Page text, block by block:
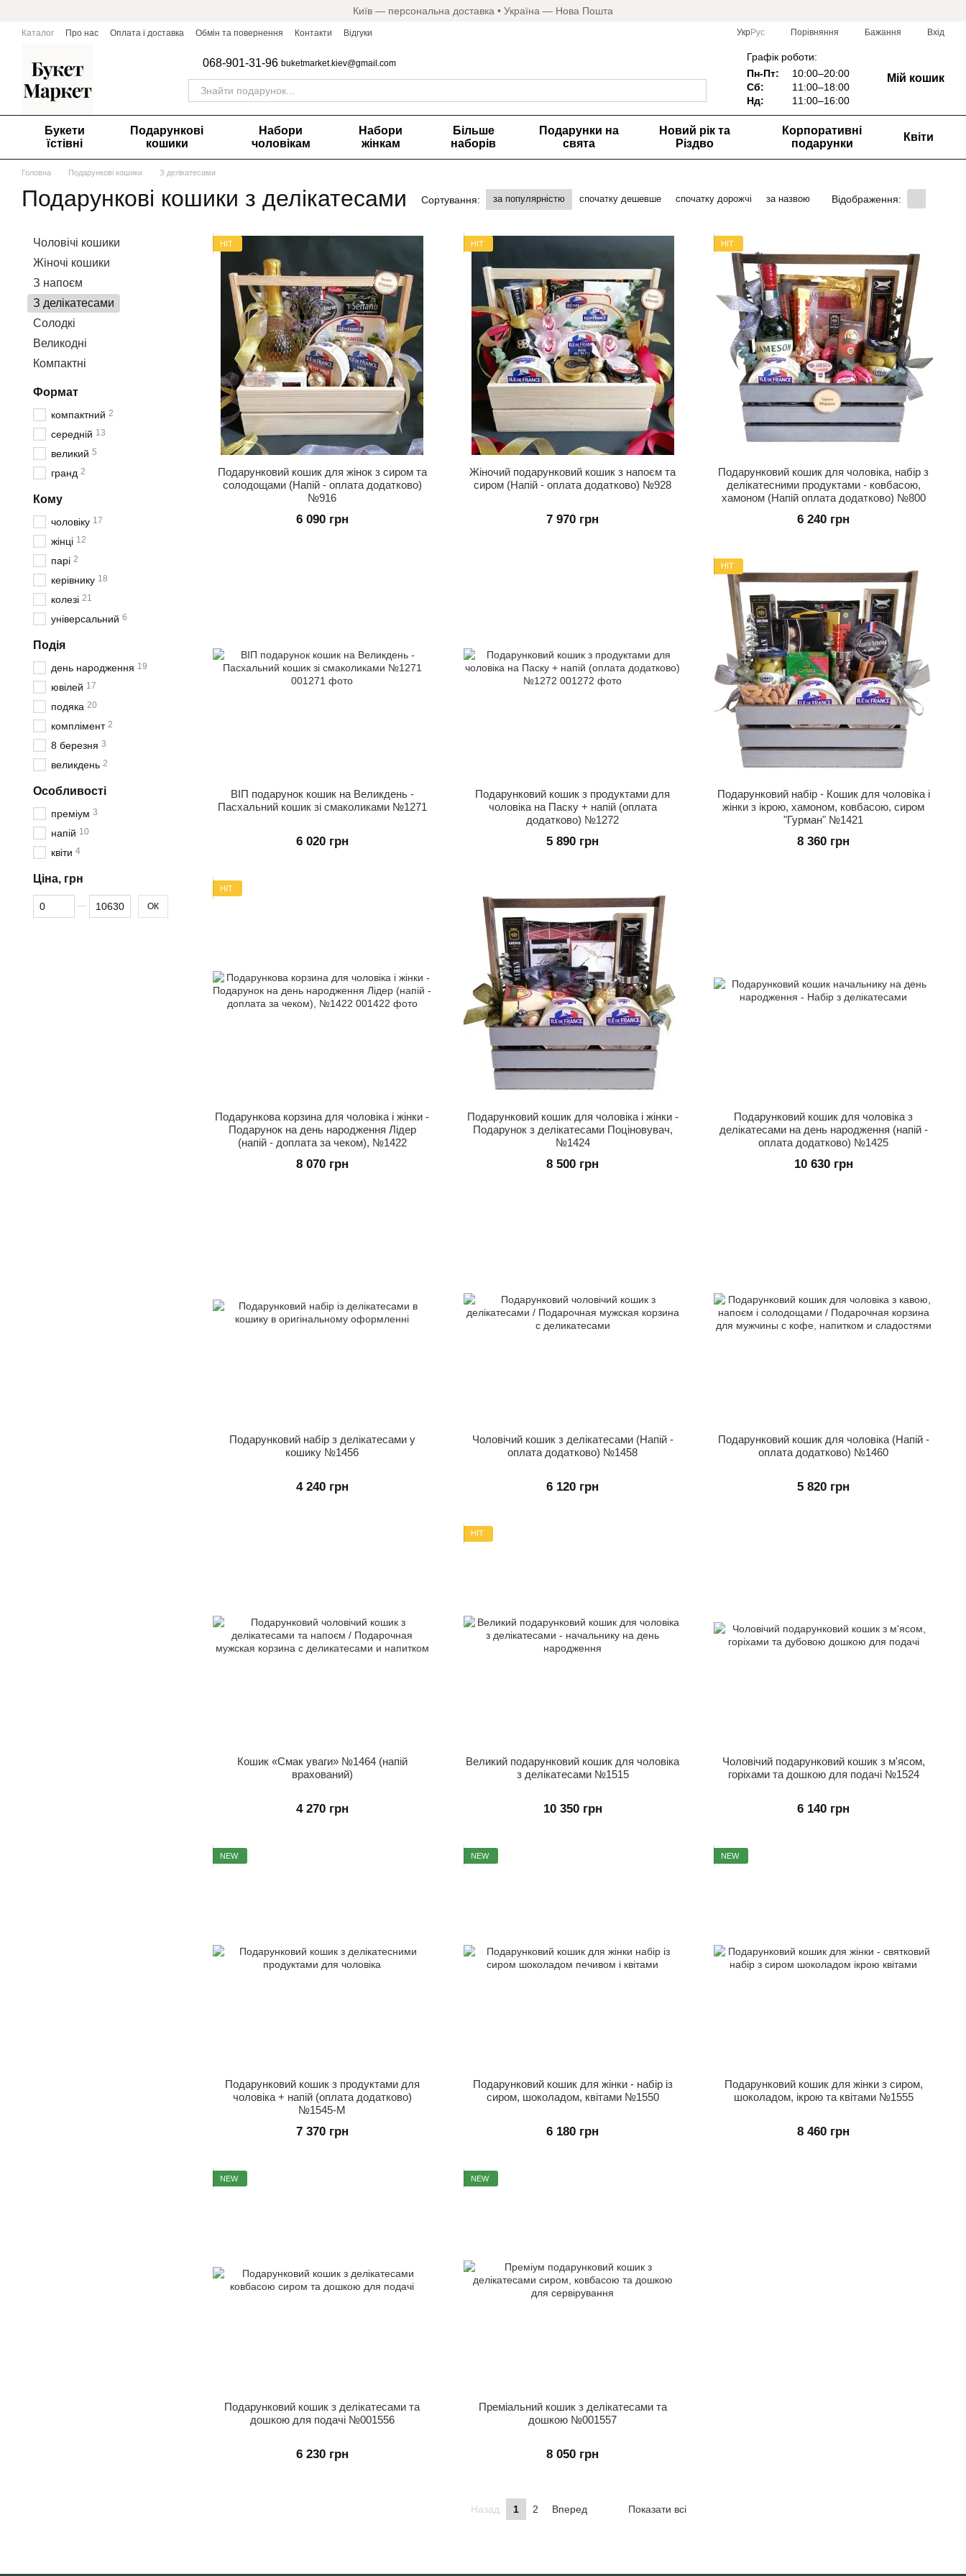
Київ — персональна доставка • Україна — Нова Пошта
Каталог Про нас Оплата і доставка Обмін та повернення Контакти Відгуки УкрРус Порівняння Бажання Вхід
068-901-31-96 buketmarket.kiev@gmail.com
Графік роботи:
Пн-Пт:
10:00–20:00
Сб:
11:00–18:00
Нд:
1 1:00–16:00
Мій кошик
Букети
їстівні
Подарункові
кошики
Набори
чоловікам
Набори
жінкам
Більше
наборів
Подарунки на
свята
Новий рік та
Різдво
Корпоративні
подарунки
Квіти
Головна Подарункові кошики З делікатесами
Подарункові кошики з делікатесами Сортування: за популярністю спочатку дешевше спочатку дорожчі за назвою Відображення:
HIT
Подарунковий кошик для жінок з сиром та
солодощами (Напій - оплата додатково)
№916
6 090 грн
HIT
Жіночий подарунковий кошик з напоєм та
сиром (Напій - оплата додатково) №928
7 970 грн
HIT
Подарунковий кошик для чоловіка, набір з
делікатесними продуктами - ковбасою,
хамоном (Напій оплата додатково) №800
6 240 грн
ВІП подарунок кошик на Великдень -
Пасхальний кошик зі смаколиками №1271
6 020 грн
Подарунковий кошик з продуктами для
чоловіка на Паску + напій (оплата
додатково) №1272
5 890 грн
HIT
Подарунковий набір - Кошик для чоловіка і
жінки з ікрою, хамоном, ковбасою, сиром
"Гурман" №1421
8 360 грн
HIT
Подарункова корзина для чоловіка і жінки -
Подарунок на день народження Лідер
(напій - доплата за чеком), №1422
8 070 грн
Подарунковий кошик для чоловіка і жінки -
Подарунок з делікатесами Поціновувач,
№1424
8 500 грн
Подарунковий кошик для чоловіка з
делікатесами на день народження (напій -
оплата додатково) №1425
10 630 грн
Подарунковий набір з делікатесами у
кошику №1456
4 240 грн
Чоловічий кошик з делікатесами (Напій -
оплата додатково) №1458
6 120 грн
Подарунковий кошик для чоловіка (Напій -
оплата додатково) №1460
5 820 грн
Кошик «Смак уваги» №1464 (напій
врахований)
4 270 грн
HIT
Великий подарунковий кошик для чоловіка
з делікатесами №1515
10 350 грн
Чоловічий подарунковий кошик з м'ясом,
горіхами та дошкою для подачі №1524
6 140 грн
NEW
Подарунковий кошик з продуктами для
чоловіка + напій (оплата додатково)
№1545-M
7 370 грн
NEW
Подарунковий кошик для жінки - набір із
сиром, шоколадом, квітами №1550
6 180 грн
NEW
Подарунковий кошик для жінки з сиром,
шоколадом, ікрою та квітами №1555
8 460 грн
NEW
Подарунковий кошик з делікатесами та
дошкою для подачі №001556
6 230 грн
NEW
Преміальний кошик з делікатесами та
дошкою №001557
8 050 грн
Назад 1 2 Вперед Показати всі
Чоловічі кошики
Жіночі кошики
З напоєм
З делікатесами
Солодкі
Великодні
Компактні
Формат
компактний 2
середній 13
великий 5
гранд 2
Кому
чоловіку 17
жінці 12
парі 2
керівнику 18
колезі 21
універсальний 6
Подія
день народження 19
ювілей 17
подяка 20
комплімент 2
8 березня 3
великдень 2
Особливості
преміум 3
напій 10
квіти 4
Ціна, грн
Від Ціна, грн
До Ціна, грн ОК